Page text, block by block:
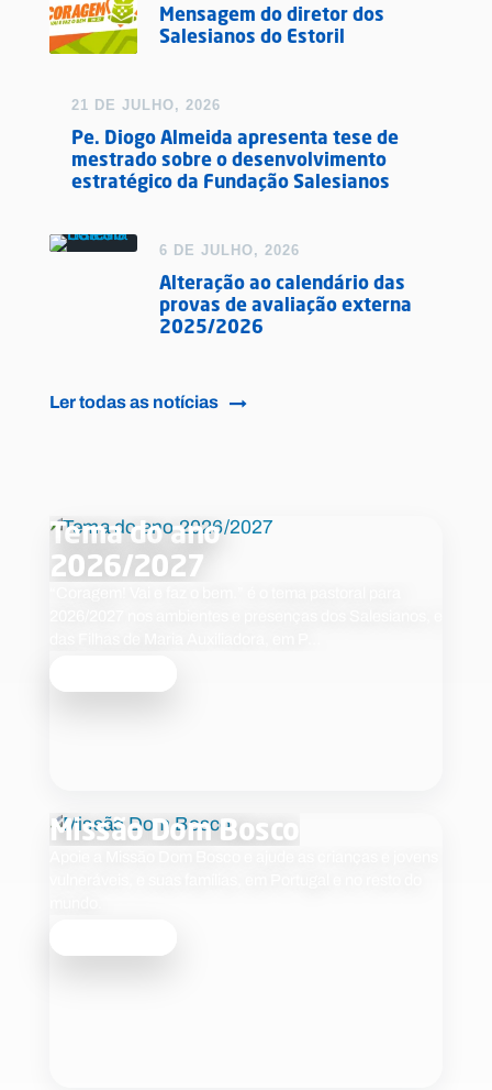
Mensagem do diretor dos
Salesianos do Estoril
21 DE JULHO, 2026
Pe. Diogo Almeida apresenta tese de
mestrado sobre o desenvolvimento
estratégico da Fundação Salesianos
6 DE JULHO, 2026
Alteração ao calendário das
provas de avaliação externa
2025/2026
Ler todas as notícias
Tema do ano
2026/2027
Missão Dom Bosco